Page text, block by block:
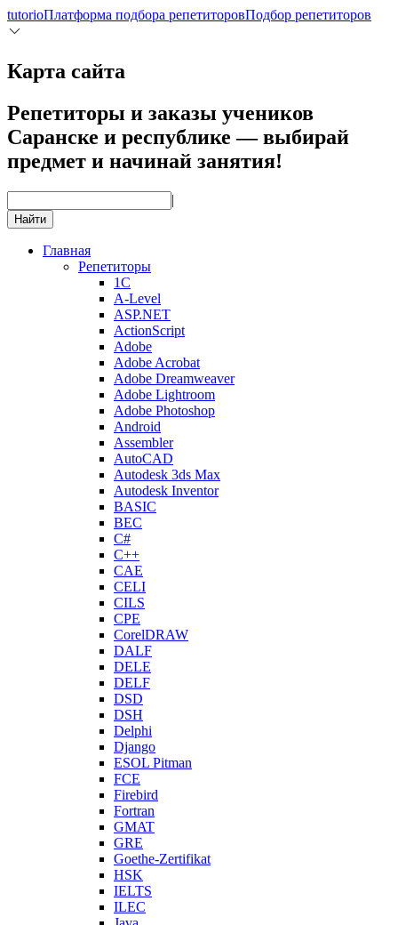
tutorioПлатформа подбора репетиторовПодбор репетиторов
Карта сайта
Репетиторы и заказы учеников
Саранске и республике — выбирай
предмет и начинай занятия!
|
Найти
Главная
Репетиторы
1С
A-Level
ASP.NET
ActionScript
Adobe
Adobe Acrobat
Adobe Dreamweaver
Adobe Lightroom
Adobe Photoshop
Android
Assembler
AutoCAD
Autodesk 3ds Max
Autodesk Inventor
BASIC
BEC
C#
C++
CAE
CELI
CILS
CPE
CorelDRAW
DALF
DELE
DELF
DSD
DSH
Delphi
Django
ESOL Pitman
FCE
Firebird
Fortran
GMAT
GRE
Goethe-Zertifikat
HSK
IELTS
ILEC